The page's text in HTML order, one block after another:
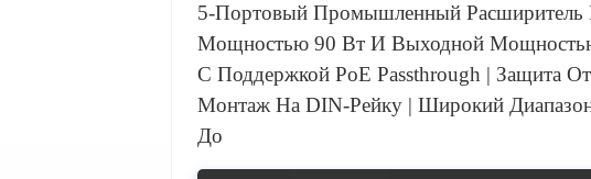
5-Портовый Промышленный Расширитель
Мощностью 90 Вт И Выходной
С Поддержкой PoE Passthrough | Защита
Монтаж На DIN-Рейку | Широкий
До